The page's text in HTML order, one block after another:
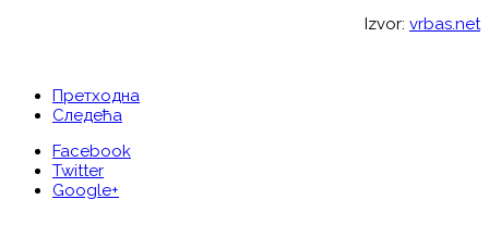
Izvor: vrbas.net
Претходна
Следећа
Facebook
Twitter
Google+